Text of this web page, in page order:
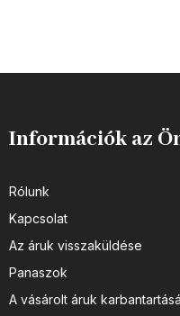
Információk az
Rólunk
Kapcsolat
Az áruk visszaküldése
Panaszok
A vásárolt áruk